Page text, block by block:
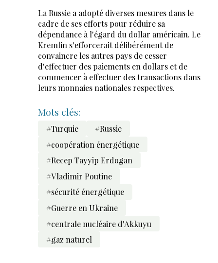
La Russie a adopté diverses mesures dans le
cadre de ses efforts pour réduire sa
dépendance à l'égard du dollar américain. Le
Kremlin s'efforcerait délibérément de
convaincre les autres pays de cesser
d'effectuer des paiements en dollars et de
commencer à effectuer des transactions dans
leurs monnaies nationales respectives.
Mots clés:
#Turquie
#Russie
#coopération énergétique
#Recep Tayyip Erdogan
#Vladimir Poutine
#sécurité énergétique
#Guerre en Ukraine
#centrale nucléaire d'Akkuyu
#gaz naturel